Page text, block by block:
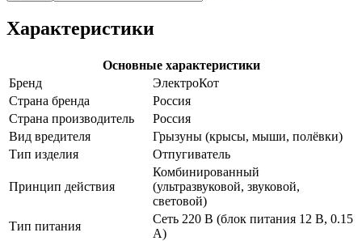
Характеристики
Основные характеристики
Бренд
ЭлектроКот
Страна бренда
Россия
Страна производитель
Россия
Вид вредителя
Грызуны (крысы, мыши, полёвки)
Тип изделия
Отпугиватель
Принцип действия
Комбинированный
(ультразвуковой, звуковой,
световой)
Тип питания
Сеть 220 В (блок питания 12 В, 0.15
А)